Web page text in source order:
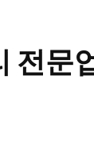
전문